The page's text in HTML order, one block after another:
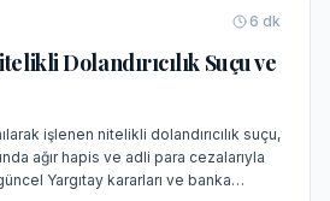
6 dk
Dolandırıcılık Suçu ve
işlenen nitelikli dolandırıcılık suçu,
ağır hapis ve adli para cezalarıyla
Yargıtay kararları ve banka